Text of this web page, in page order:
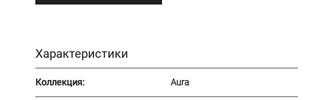
Характеристики
Коллекция: Aura